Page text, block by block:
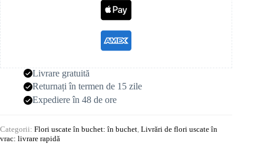
Livrare gratuită
Returnați în termen de 15 zile
Expediere în 48 de ore
Categorii: Flori uscate în buchet: în buchet, Livrări de flori uscate în
vrac: livrare rapidă